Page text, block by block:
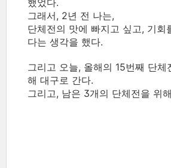
그래서, 2년 전 나는,
단체전의 맛에 빠지고 싶고, 기회
다는 생각을 했다.
그리고 오늘, 올해의 15번째 단체
해 대구로 간다.
그리고, 남은 3개의 단체전을 위